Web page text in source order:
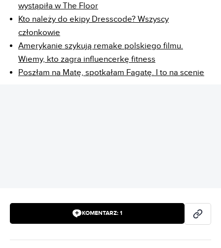
wystąpiła w The Floor
Kto należy do ekipy Dresscode? Wszyscy
członkowie
Amerykanie szykują remake polskiego filmu.
Wiemy, kto zagra influencerkę fitness
Poszłam na Matę, spotkałam Fagatę. I to na scenie
KOMENTARZ: 1